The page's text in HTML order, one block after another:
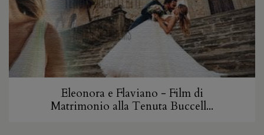
Eleonora e Flaviano - Film di
Matrimonio alla Tenuta Buccell...